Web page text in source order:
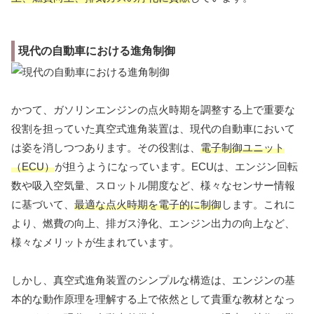
現代の自動車における進角制御
かつて、ガソリンエンジンの点火時期を調整する上で重要な
役割を担っていた真空式進角装置は、現代の自動車において
は姿を消しつつあります。その役割は、 電子制御ユニット
（ECU）が担うようになっています。ECUは、エンジン回転
数や吸入空気量、スロットル開度など、様々なセンサー情報
に基づいて、 最適な点火時期を電子的に制御します。これに
より、燃費の向上、排ガス浄化、エンジン出力の向上など、
様々なメリットが生まれています。
しかし、真空式進角装置のシンプルな構造は、エンジンの基
本的な動作原理を理解する上で依然として貴重な教材となっ